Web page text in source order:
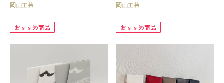
岡山工芸
おすすめ商品
岡山工芸
おすすめ商品